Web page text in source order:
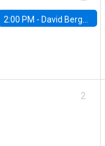
2:00 PM - David Berger, Duke
2